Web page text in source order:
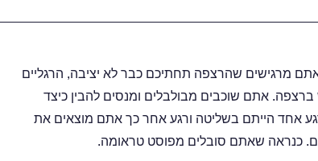
מרגישים שהרצפה תחתיכם כבר לא יציבה, הרגליים
אתם שוכבים מבולבלים ומנסים להבין כיצד
אחד הייתם בשליטה ורגע אחר כך אתם מוצאים את
כנראה שאתם סובלים מפוסט טראומה.